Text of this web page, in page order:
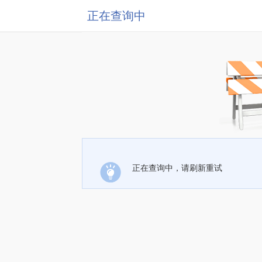
正在查询中
正在查询中，请刷新重试